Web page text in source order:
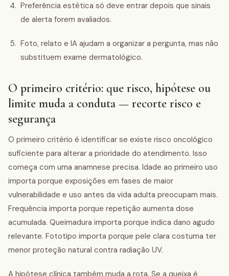
Preferência estética só deve entrar depois que sinais
de alerta forem avaliados.
Foto, relato e IA ajudam a organizar a pergunta, mas não
substituem exame dermatológico.
O primeiro critério: que risco, hipótese ou
limite muda a conduta — recorte risco e
segurança
O primeiro critério é identificar se existe risco oncológico
suficiente para alterar a prioridade do atendimento. Isso
começa com uma anamnese precisa. Idade ao primeiro uso
importa porque exposições em fases de maior
vulnerabilidade e uso antes da vida adulta preocupam mais.
Frequência importa porque repetição aumenta dose
acumulada. Queimadura importa porque indica dano agudo
relevante. Fototipo importa porque pele clara costuma ter
menor proteção natural contra radiação UV.
A hipótese clínica também muda a rota. Se a queixa é